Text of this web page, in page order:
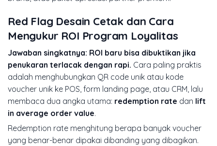
Red Flag Desain Cetak dan Cara
Mengukur ROI Program Loyalitas
Jawaban singkatnya: ROI baru bisa dibuktikan jika
penukaran terlacak dengan rapi. Cara paling praktis
adalah menghubungkan QR code unik atau kode
voucher unik ke POS, form landing page, atau CRM, lalu
membaca dua angka utama: redemption rate dan lift
in average order value.
Redemption rate menghitung berapa banyak voucher
yang benar-benar dipakai dibanding yang dibagikan.